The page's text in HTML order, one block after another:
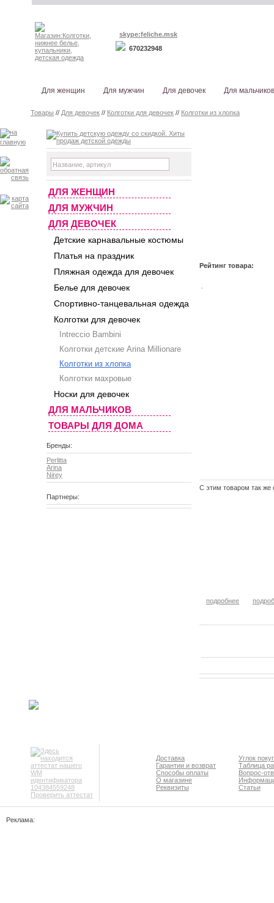
skype:feliche.msk
670232948
Для женщин Для мужчин Для девочек Для мальчиков
Товары // Для девочек // Колготки для девочек // Колготки из хлопка
ДЛЯ ЖЕНЩИН
ДЛЯ МУЖЧИН
ДЛЯ ДЕВОЧЕК
Детские карнавальные костюмы
Платья на праздник
Пляжная одежда для девочек
Белье для девочек
Спортивно-танцевальная одежда
Колготки для девочек
Intreccio Bambini
Колготки детские Arina Millionare
Колготки из хлопка
Колготки махровые
Носки для девочек
ДЛЯ МАЛЬЧИКОВ
ТОВАРЫ ДЛЯ ДОМА
Бренды:
Perlitta
Arina
Nirey
Партнеры:
Рейтинг товара:
C этим товаром так же
подробнее
Проверить аттестат
Доставка
Гарантии и возврат
Способы оплаты
О магазине
Реквизиты
Углок
Таблица
Вопрос-
Статьи
Реклама: